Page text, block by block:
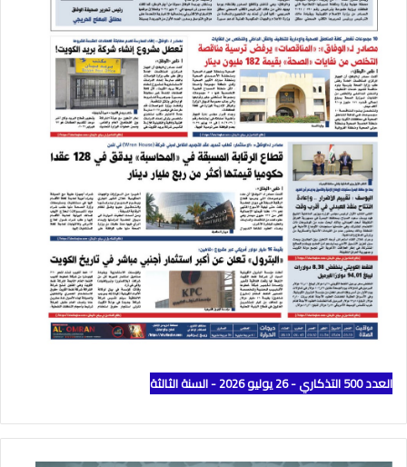
العدد 500 التذكاري - 26 يوليو 2026 - السنة الثالثة